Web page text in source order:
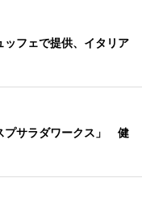
フェで提供、イタリア
プサラダワークス」 健